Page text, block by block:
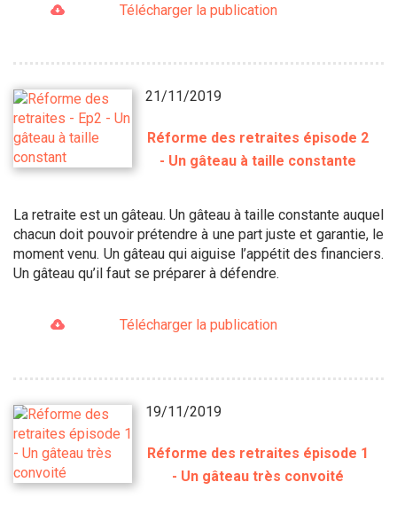
Télécharger la publication
21/11/2019
Réforme des retraites épisode 2
- Un gâteau à taille constante
La retraite est un gâteau. Un gâteau à taille constante auquel
chacun doit pouvoir prétendre à une part juste et garantie, le
moment venu. Un gâteau qui aiguise l’appétit des financiers.
Un gâteau qu’il faut se préparer à défendre.
Télécharger la publication
19/11/2019
Réforme des retraites épisode 1
- Un gâteau très convoité